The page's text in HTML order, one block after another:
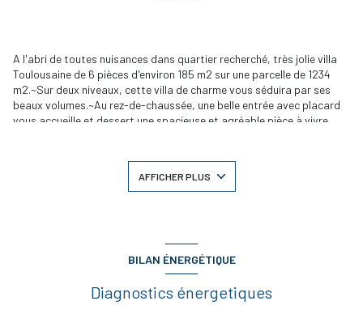
A l'abri de toutes nuisances dans quartier recherché, très jolie villa
Toulousaine de 6 pièces d'environ 185 m2 sur une parcelle de 1234
m2.~Sur deux niveaux, cette villa de charme vous séduira par ses
beaux volumes.~Au rez-de-chaussée, une belle entrée avec placard
vous accueille et dessert une spacieuse et agréable pièce à vivre
profiterez également d?une chambre avec vue sur la piscine, de
toilettes et d?un garage.~A l'étage, quatre spacieuses chambres, un
prestations de qualité (chauffage au sol).~DPE B prix de vente 528
000,00 ? dont 5% d'honoraires charge acquéreur
AFFICHER PLUS
BILAN ÉNERGÉTIQUE
Diagnostics énergetiques